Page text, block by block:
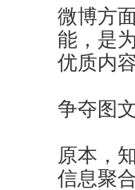
微博方
能，是
优质内
争夺图
原本，
信息聚